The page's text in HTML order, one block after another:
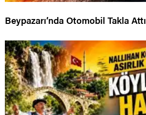
Beypazarı’nda Otomobil Takla Attı